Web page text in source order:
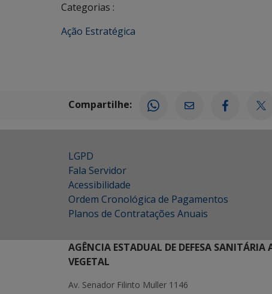
Categorias :
Ação Estratégica
Compartilhe:
LGPD
Fala Servidor
Acessibilidade
Ordem Cronológica de Pagamentos
Planos de Contratações Anuais
AGÊNCIA ESTADUAL DE DEFESA SANITÁRIA
VEGETAL
Av. Senador Filinto Muller 1146